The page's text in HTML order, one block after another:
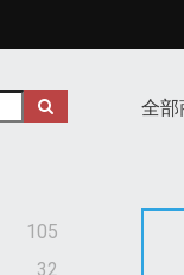
105
32
全部